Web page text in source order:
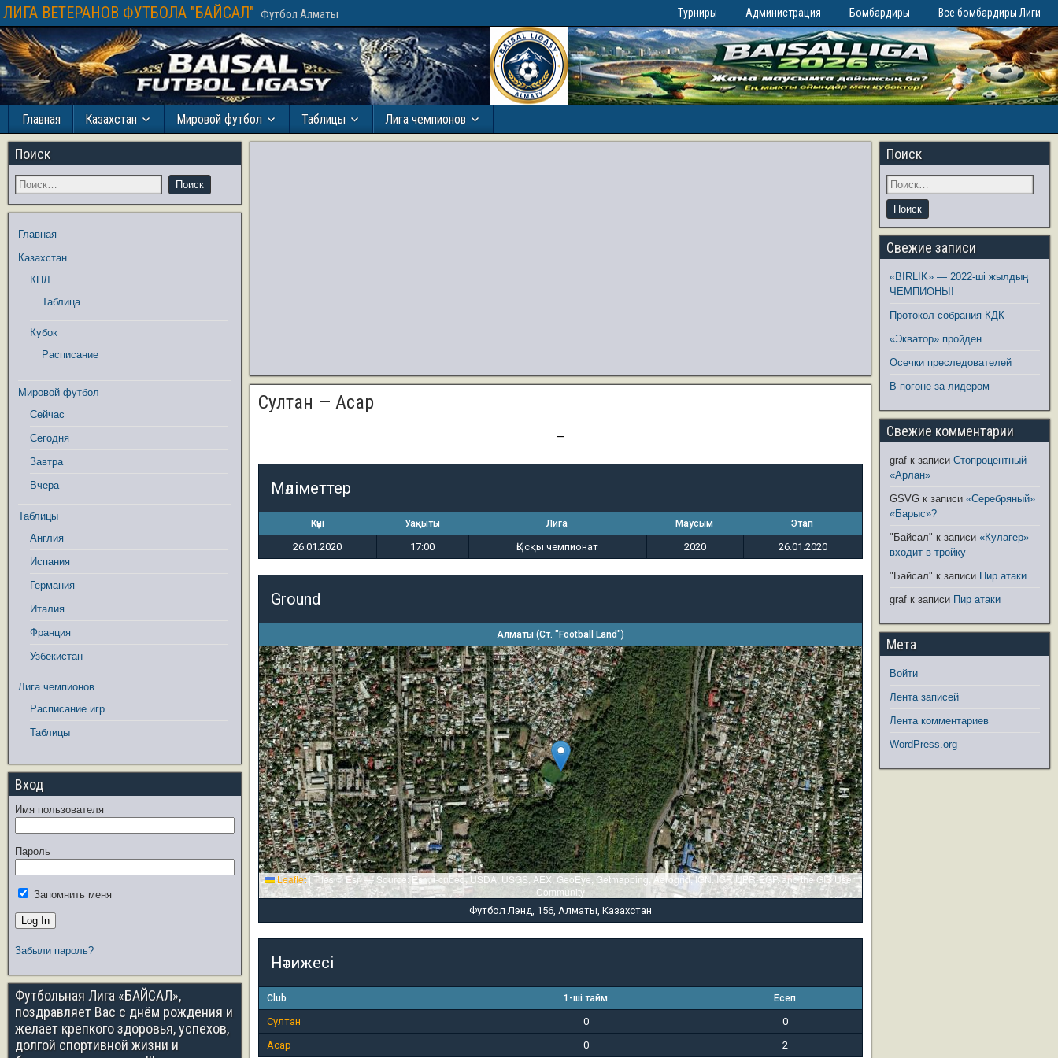
ЛИГА ВЕТЕРАНОВ ФУТБОЛА "БАЙСАЛ" Футбол Алматы Турниры Администрация Бомбардиры Все бомбардиры Лиги
Главная Казахстан Мировой футбол Таблицы Лига чемпионов
Султан — Асар
—
Мәліметтер
Күні Уақыты Лига Маусым Этап
26.01.2020 17:00 Қысқы чемпионат 2020 26.01.2020
Ground
Алматы (Ст. "Football Land")
Leaflet|Tiles © Esri — Source: Esri, i-cubed, USDA, USGS, AEX, GeoEye, Getmapping, Aerogrid, IGN, IGP, UPR-EGP, and the GIS User
Community
Футбол Лэнд, 156, Алматы, Казахстан
Нәтижесі
Club 1-ші тайм Есеп
Султан 0
0
Асар
0 2
Поиск
Главная
Казахстан
КПЛ
Таблица
Кубок
Расписание
Мировой футбол
Сейчас
Сегодня
Завтра
Вчера
Таблицы
Англия
Испания
Германия
Италия
Франция
Узбекистан
Лига чемпионов
Расписание игр
Таблицы
Вход
Имя пользователя
Пароль
Запомнить меня
Забыли пароль?
Футбольная Лига «БАЙСАЛ»,
поздравляет Вас с днём рождения и
желает крепкого здоровья, успехов,
долгой спортивной жизни и
Поиск
Свежие записи
«BIRLIK» — 2022-ші жылдың
ЧЕМПИОНЫ!
Протокол собрания КДК
«Экватор» пройден
Осечки преследователей
В погоне за лидером
Свежие комментарии
graf к записиСтопроцентный
«Арлан»
GSVG к записи«Серебряный»
«Барыс»?
"Байсал" к записи«Кулагер»
входит в тройку
"Байсал" к записи Пир атаки
graf к записи Пир атаки
Мета
Войти
Лента записей
Лента комментариев
WordPress.org